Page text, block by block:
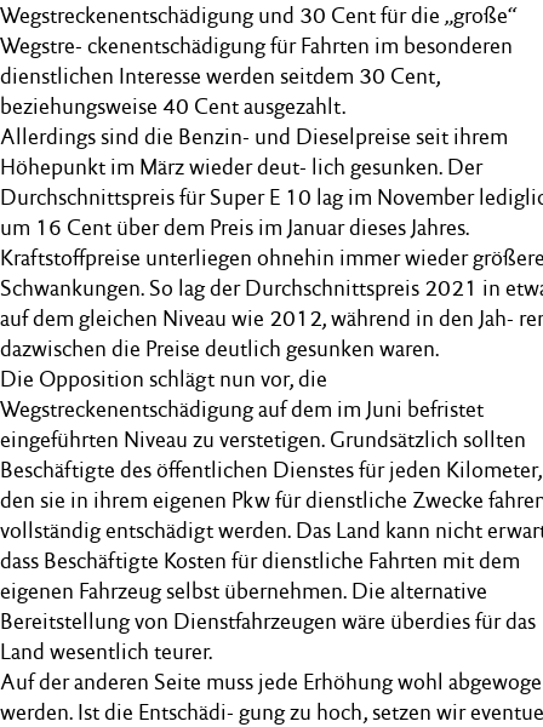
Wegstreckenentschädigung und 30 Cent für die „große“
Wegstre- ckenentschädigung für Fahrten im besonderen
dienstlichen Interesse werden seitdem 30 Cent,
beziehungsweise 40 Cent ausgezahlt.
Allerdings sind die Benzin- und Dieselpreise seit ihrem
Höhepunkt im März wieder deut- lich gesunken. Der
Durchschnittspreis für Super E 10 lag im November
um 16 Cent über dem Preis im Januar dieses Jahres.
Kraftstoffpreise unterliegen ohnehin immer wieder
Schwankungen. So lag der Durchschnittspreis 2021 in
auf dem gleichen Niveau wie 2012, während in den Jah-
dazwischen die Preise deutlich gesunken waren.
Die Opposition schlägt nun vor, die
Wegstreckenentschädigung auf dem im Juni befristet
eingeführten Niveau zu verstetigen. Grundsätzlich sollten
Beschäftigte des öffentlichen Dienstes für jeden Kilometer,
den sie in ihrem eigenen Pkw für dienstliche Zwecke
vollständig entschädigt werden. Das Land kann nicht
dass Beschäftigte Kosten für dienstliche Fahrten mit dem
eigenen Fahrzeug selbst übernehmen. Die alternative
Bereitstellung von Dienstfahrzeugen wäre überdies für das
Land wesentlich teurer.
Auf der anderen Seite muss jede Erhöhung wohl
werden. Ist die Entschädi- gung zu hoch, setzen wir